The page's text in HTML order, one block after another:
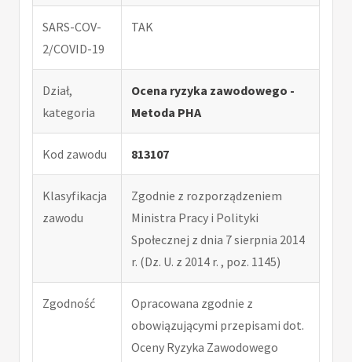
SARS-COV-
2/COVID-19
TAK
Dział,
kategoria
Ocena ryzyka zawodowego -
Metoda PHA
Kod zawodu 813107
Klasyfikacja
zawodu
Zgodnie z rozporządzeniem
Ministra Pracy i Polityki
Społecznej z dnia 7 sierpnia 2014
r. (Dz. U. z 2014 r. , poz. 1145)
Zgodność
Opracowana zgodnie z
obowiązującymi przepisami dot.
Oceny Ryzyka Zawodowego